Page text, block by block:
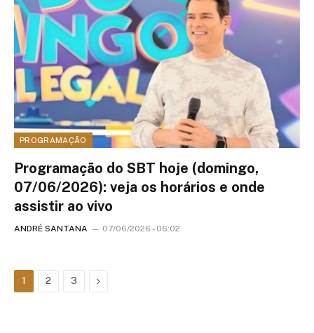
PROGRAMAÇÃO
Programação do SBT hoje (domingo,
07/06/2026): veja os horários e onde
assistir ao vivo
ANDRÉ SANTANA 07/06/2026 - 06:02
1 2 3 Next